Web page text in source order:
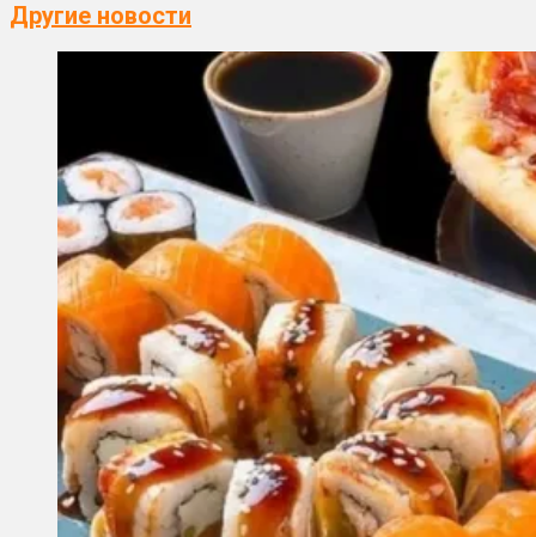
Другие новости